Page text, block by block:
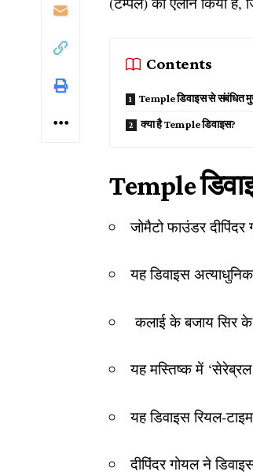
Contents
Temple डिवाइस से संबंधित
क्या है Temple डिवाइस?
Temple
जोमैटो फाउंडर
यह डिवाइस
कलाई के बजाय सिर के
यह मस्तिष्क में
यह डिवाइस रियल-
दीपिंदर गोयल ने